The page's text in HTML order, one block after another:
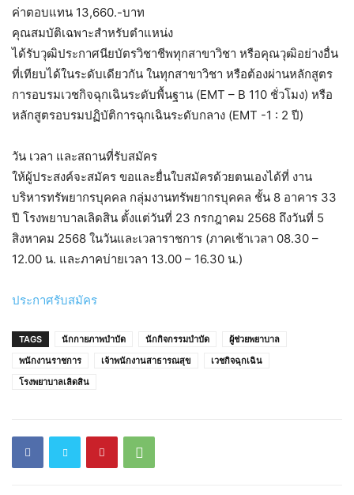
ค่าตอบแทน 13,660.-บาท
คุณสมบัติเฉพาะสำหรับตำแหน่ง
ได้รับวุฒิประกาศนียบัตรวิชาชีพทุกสาขาวิชา หรือคุณวุฒิอย่างอื่น
ที่เทียบได้ในระดับเดียวกัน ในทุกสาขาวิชา หรือต้องผ่านหลักสูตร
การอบรมเวชกิจฉุกเฉินระดับพื้นฐาน (EMT – B 110 ชั่วโมง) หรือ
หลักสูตรอบรมปฏิบัติการฉุกเฉินระดับกลาง (EMT -1 : 2 ปี)
วัน เวลา และสถานที่รับสมัคร
ให้ผู้ประสงค์จะสมัคร ขอและยื่นใบสมัครด้วยตนเองได้ที่ งาน
บริหารทรัพยากรบุคคล กลุ่มงานทรัพยากรบุคคล ชั้น 8 อาคาร 33
ปี โรงพยาบาลเลิดสิน ตั้งแต่วันที่ 23 กรกฎาคม 2568 ถึงวันที่ 5
สิงหาคม 2568 ในวันและเวลาราชการ (ภาคเช้าเวลา 08.30 –
12.00 น. และภาคบ่ายเวลา 13.00 – 16.30 น.)
ประกาศรับสมัคร
TAGS นักกายภาพบำบัด นักกิจกรรมบำบัด
ผู้ช่วยพยาบาล
พนักงานราชการ
เจ้าพนักงานสาธารณสุข
เวชกิจฉุกเฉิน
โรงพยาบาลเลิดสิน